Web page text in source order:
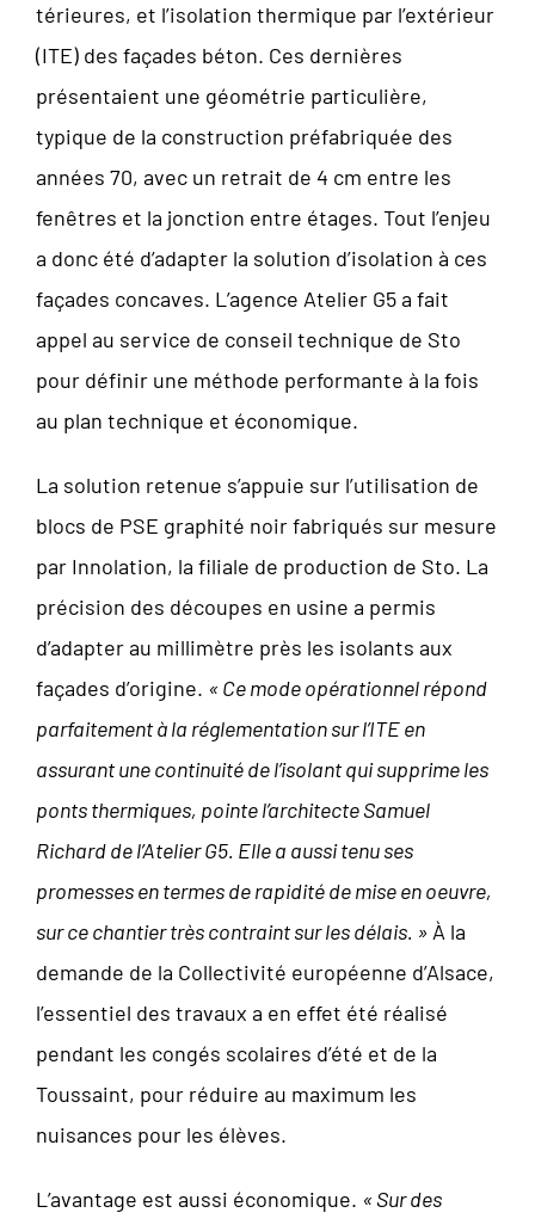
térieures, et l’isolation thermique par l’extérieur
(ITE) des façades béton. Ces dernières
présentaient une géométrie particulière,
typique de la construction préfabriquée des
années 70, avec un retrait de 4 cm entre les
fenêtres et la jonction entre étages. Tout l’enjeu
a donc été d’adapter la solution d’isolation à ces
façades concaves. L’agence Atelier G5 a fait
appel au service de conseil technique de Sto
pour définir une méthode performante à la fois
au plan technique et économique.
La solution retenue s’appuie sur l’utilisation de
blocs de PSE graphité noir fabriqués sur mesure
par Innolation, la filiale de production de Sto. La
précision des découpes en usine a permis
d’adapter au millimètre près les isolants aux
façades d’origine. « Ce mode opérationnel répond
parfaitement à la réglementation sur l’ITE en
assurant une continuité de l’isolant qui supprime les
ponts thermiques, pointe l’architecte Samuel
Richard de l’Atelier G5. Elle a aussi tenu ses
promesses en termes de rapidité de mise en oeuvre,
sur ce chantier très contraint sur les délais. » À la
demande de la Collectivité européenne d’Alsace,
l’essentiel des travaux a en effet été réalisé
pendant les congés scolaires d’été et de la
Toussaint, pour réduire au maximum les
nuisances pour les élèves.
L’avantage est aussi économique. « Sur des